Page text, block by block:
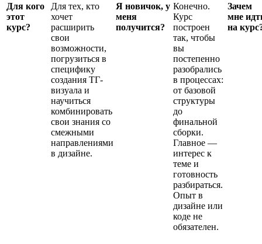
Для кого
этот
курс?
Для тех, кто
хочет
расширить
свои
возможности,
погрузиться в
специфику
создания ТГ-
визуала и
научиться
комбинировать
свои знания со
смежными
направлениями
в дизайне.
Я новичок, у
меня
получится?
Конечно.
Курс
построен
так, чтобы
вы
постепенно
разобрались
в процессах:
от базовой
структуры
до
финальной
сборки.
Главное —
интерес к
теме и
готовность
разбираться.
Опыт в
дизайне или
коде не
обязателен.
Зачем
мне
на